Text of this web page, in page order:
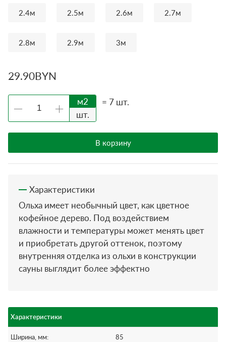
2.4м 2.5м 2.6м 2.7м
2.8м 2.9м 3м
29.90BYN
м2
шт.
= 7шт.
В корзину
Характеристики
Ольха имеет необычный цвет, как цветное
кофейное дерево. Под воздействием
влажности и температуры может менять цвет
и приобретать другой оттенок, поэтому
внутренняя отделка из ольхи в конструкции
сауны выглядит более эффектно
Характеристики
Ширина, мм: 85